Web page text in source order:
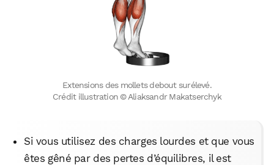
Extensions des mollets debout surélevé.
Crédit illustration © Aliaksandr Makatserchyk
Si vous utilisez des charges lourdes et que vous
êtes gêné par des pertes d’équilibres, il est